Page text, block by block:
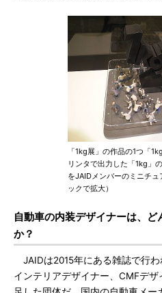
「1kg展」の作品の1つ「
リンタで出力した「1kg」
をJAIDメンバーのミニチュ
ックで拡大）
自動車の内装デザイナーは、
か？
JAIDは2015年にある雑誌で行
インテリアデザイナー、CMFデ